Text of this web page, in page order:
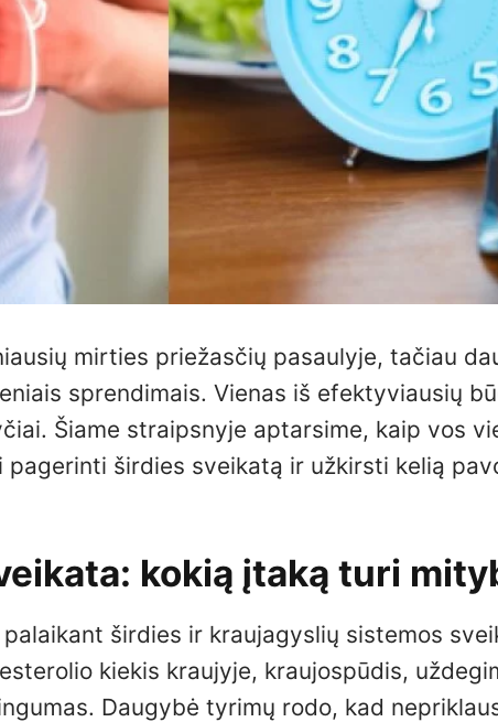
mirties priežasčių pasaulyje, tačiau
sprendimais. Vienas iš efektyviausių
Šiame straipsnyje aptarsime, kaip vos
pagerinti širdies sveikatą ir užkirsti kelią
kokią įtaką turi
širdies ir kraujagyslių sistemos
kiekis kraujyje, kraujospūdis,
Daugybė tyrimų rodo, kad